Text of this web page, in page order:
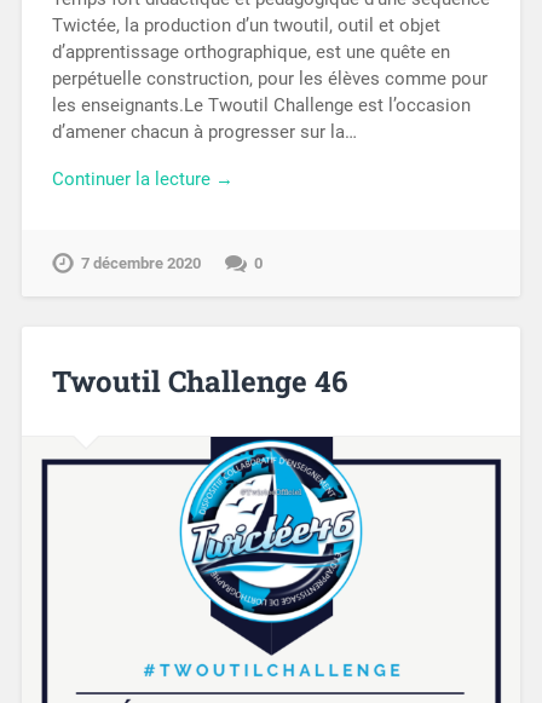
Twictée, la production d’un twoutil, outil et objet
d’apprentissage orthographique, est une quête en
perpétuelle construction, pour les élèves comme pour
les enseignants.Le Twoutil Challenge est l’occasion
d’amener chacun à progresser sur la…
Continuer la lecture →
7 décembre 2020 0
Twoutil Challenge 46